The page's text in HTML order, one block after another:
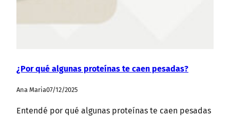
¿Por qué algunas proteínas te caen pesadas?
Ana Maria07/12/2025
Entendé por qué algunas proteínas te caen pesadas